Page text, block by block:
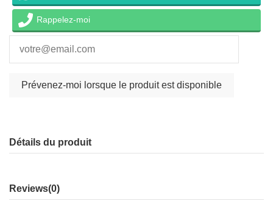
Rappelez-moi
Détails du produit
Reviews(0)